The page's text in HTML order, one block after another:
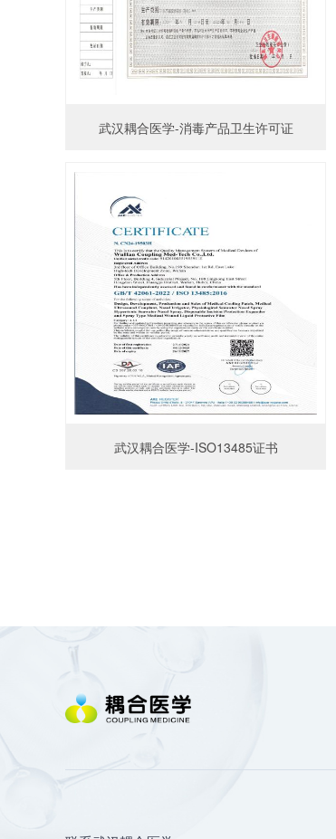
武汉耦合医学-消毒产品卫生许可证
武汉耦合医学-ISO13485证书